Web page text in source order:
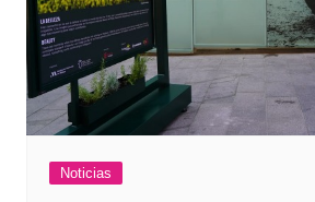
Noticias